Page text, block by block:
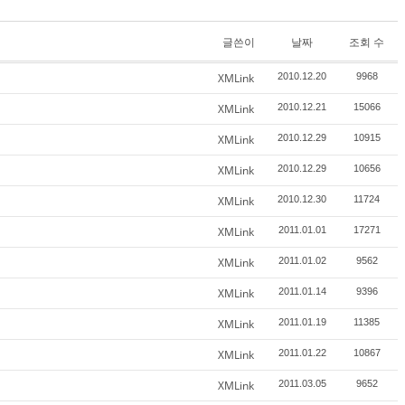
글쓴이 날짜 조회 수
XMLink 2010.12.20 9968
XMLink 2010.12.21 15066
XMLink 2010.12.29 10915
XMLink 2010.12.29 10656
XMLink 2010.12.30 11724
XMLink 2011.01.01 17271
XMLink 2011.01.02 9562
XMLink 2011.01.14 9396
XMLink 2011.01.19 11385
XMLink 2011.01.22 10867
XMLink 2011.03.05 9652